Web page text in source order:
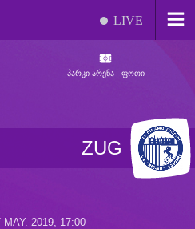
LIVE
ᲞᲐᲠᲙᲘ ᲐᲠᲔᲜᲐ - ᲤᲝᲗᲘ
ZUG
MAY. 2019, 17:00